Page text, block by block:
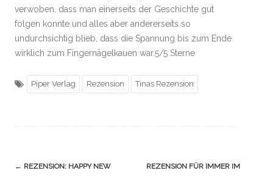
verwoben, dass man einerseits der Geschichte gut
folgen konnte und alles aber andererseits so
undurchsichtig blieb, dass die Spannung bis zum Ende
wirklich zum Fingernägelkauen war.5/5 Sterne
Piper Verlag Rezension Tinas Rezension
Navigation
← REZENSION: HAPPY NEW
REZENSION FÜR IMMER IM